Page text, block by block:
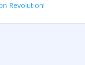
Revolution!